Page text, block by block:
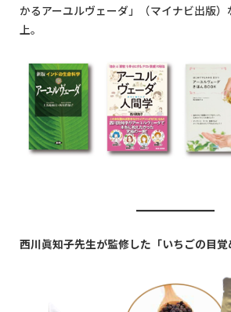
かるアーユルヴェーダ」（マイナビ出版
上。
西川眞知子先生が監修した「いちごの目覚